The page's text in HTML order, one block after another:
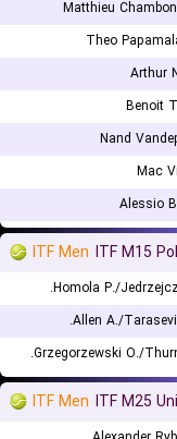
Matthieu
Theo
Arthur
Benoit
Nand
Mac
Alessio
ITF Men ITF M15
Homola P./
Allen A./
Grzegorzewski O./
ITF Men ITF M25